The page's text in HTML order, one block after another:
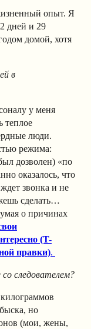
опыт. Я
дней и 29
домой, хотя
в
у меня
теплое
люди.
режима:
дозволен) «по
оказалось, что
звонка и не
сделать…
о причинах
(T-
правки).
следователем?
но
(мои, жены,